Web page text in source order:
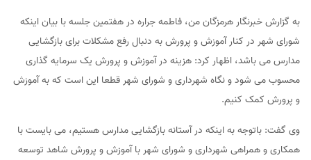
به گزارش خبرنگار هرمزگان من، فاطمه جراره در هفتمین جلسه با بیان اینکه
شورای شهر در کنار آموزش و پرورش به دنبال رفع مشکلات برای بازگشایی
مدارس می باشد، اظهار کرد: هزینه در آموزش و پرورش یک سرمایه گذاری
محسوب می شود و نگاه شهرداری و شورای شهر قطعا این است که به آموزش
و پرورش کمک کنیم.
وی گفت: باتوجه به اینکه در آستانه بازگشایی مدارس هستیم، می بایست با
همکاری و همراهی شهرداری و شورای شهر با آموزش و پرورش شاهد توسعه